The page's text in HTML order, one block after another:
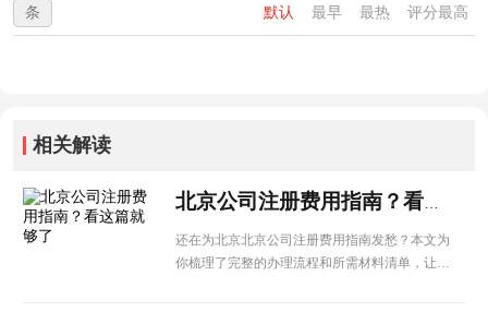
默认 最早 最热 评分最高
条
相关解读
北京公司注册费用指南？看这篇就够了
还在为北京北京公司注册费用指南发愁？本文为
你梳理了完整的办理流程和所需材料清单，让企